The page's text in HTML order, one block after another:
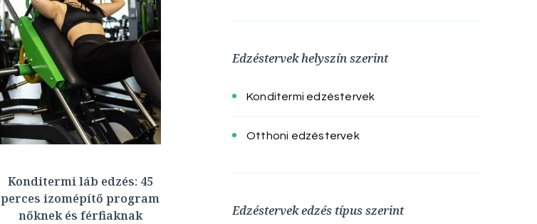
Konditermi láb edzés: 45
perces izomépítő program
nőknek és férfiaknak
Edzéstervek helyszín szerint
Konditermi edzéstervek
Otthoni edzéstervek
Edzéstervek edzés típus szerint